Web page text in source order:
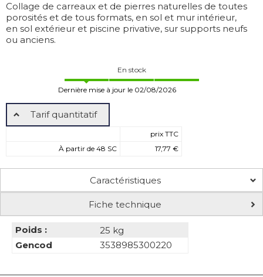
Collage de carreaux et de pierres naturelles de toutes
porosités et de tous formats, en sol et mur intérieur,
en sol extérieur et piscine privative, sur supports neufs
ou anciens.
En stock
Dernière mise à jour le 02/08/2026
Tarif quantitatif
prix TTC
À partir de 48 SC
17,77 €
Caractéristiques
Fiche technique
Poids :
25 kg
Gencod
3538985300220